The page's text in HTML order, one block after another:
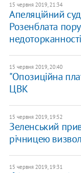
15 червня 2019, 21:34
Апеляційний
Розенблата
недоторканності
15 червня 2019, 20:40
"Опозиційна
ЦВК
15 червня 2019, 19:52
Зеленський
річницею
15 червня 2019, 19:31